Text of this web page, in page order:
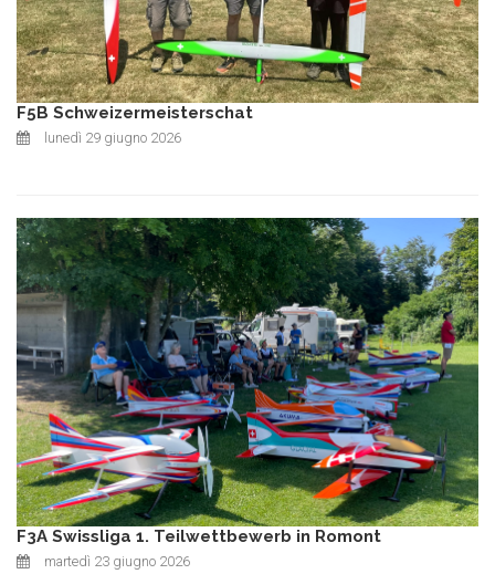
F5B Schweizermeisterschat
lunedì 29 giugno 2026
F3A Swissliga 1. Teilwettbewerb in Romont
martedì 23 giugno 2026